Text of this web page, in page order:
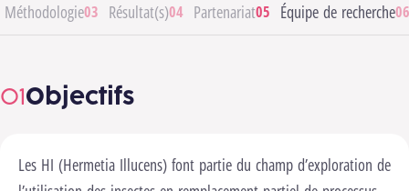
Méthodologie Résultat(s) Partenariat Équipe de recherche
Objectifs
Les HI (Hermetia Illucens) font partie du champ d’exploration de